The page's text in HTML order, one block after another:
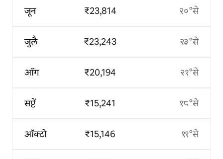
जून
जुलै
ऑग
सप्टें
ऑक्टो
₹23,814
₹23,243
₹20,194
₹15,241
₹15,146
२०°से
२३°से
२१°से
१८°से
११°से